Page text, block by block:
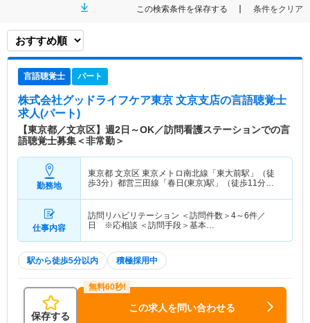
この検索条件を保存する 条件をクリア
言語聴覚士 パート
株式会社グッドライフケア東京 文京支店の言語聴覚士
求人(パート)
【東京都／文京区】週2日～OK／訪問看護ステーションでの言
語聴覚士募集＜非常勤＞
勤務地
東京都 文京区 東京メトロ南北線「東大前駅」（徒
歩3分）都営三田線「春日(東京)駅」（徒歩11分）
仕事内容
訪問リハビリテーション ＜訪問件数＞4～6件／
日 ※応相談 ＜訪問手段＞基本…
駅から徒歩5分以内 積極採用中
保存する
この求人を問い合わせる